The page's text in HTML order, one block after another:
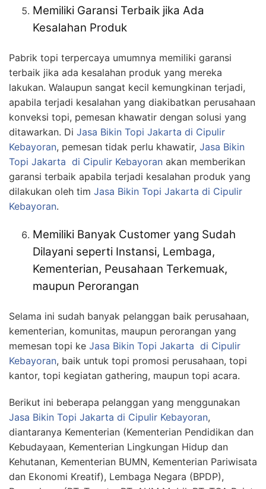
Memiliki Garansi Terbaik jika Ada
Kesalahan Produk
Pabrik topi terpercaya umumnya memiliki garansi
terbaik jika ada kesalahan produk yang mereka
lakukan. Walaupun sangat kecil kemungkinan terjadi,
apabila terjadi kesalahan yang diakibatkan perusahaan
konveksi topi, pemesan khawatir dengan solusi yang
ditawarkan. Di Jasa Bikin Topi Jakarta di Cipulir
Kebayoran, pemesan tidak perlu khawatir, Jasa Bikin
Topi Jakarta di Cipulir Kebayoran akan memberikan
garansi terbaik apabila terjadi kesalahan produk yang
dilakukan oleh tim Jasa Bikin Topi Jakarta di Cipulir
Kebayoran.
Memiliki Banyak Customer yang Sudah
Dilayani seperti Instansi, Lembaga,
Kementerian, Peusahaan Terkemuak,
maupun Perorangan
Selama ini sudah banyak pelanggan baik perusahaan,
kementerian, komunitas, maupun perorangan yang
memesan topi ke Jasa Bikin Topi Jakarta di Cipulir
Kebayoran, baik untuk topi promosi perusahaan, topi
kantor, topi kegiatan gathering, maupun topi acara.
Berikut ini beberapa pelanggan yang menggunakan
Jasa Bikin Topi Jakarta di Cipulir Kebayoran,
diantaranya Kementerian (Kementerian Pendidikan dan
Kebudayaan, Kementerian Lingkungan Hidup dan
Kehutanan, Kementerian BUMN, Kementerian Pariwisata
dan Ekonomi Kreatif), Lembaga Negara (BPDP),